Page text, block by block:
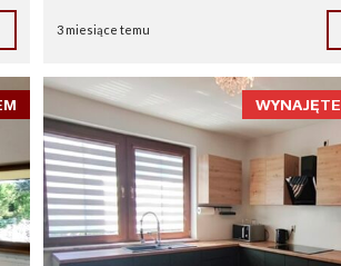
3 miesiące temu
WYNAJĘTE